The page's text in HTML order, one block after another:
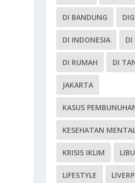
DI BANDUNG
DI INDONESIA DI
DI RUMAH DI
JAKARTA
KASUS
KESEHATAN
KRISIS IKLIM
LIFESTYLE